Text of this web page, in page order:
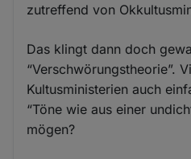
zutreffend von
Das klingt dann doch
“Verschwörungstheorie”.
Kultusministerien auch
“Töne wie aus einer
mögen?